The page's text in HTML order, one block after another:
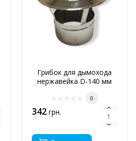
Грибок для дымохода
нержавейка D-140 мм
0
342 грн.